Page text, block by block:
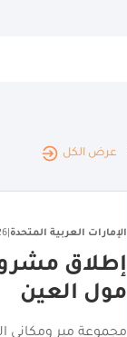
عرض الكل
الإمارات العربية المتحدة
توسيع
للشركات
شراكة بين "كامل